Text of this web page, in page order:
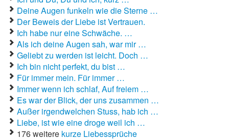
Zufallsspruch
Deine Augen funkeln wie die Sterne …
Der Beweis der Liebe ist Vertrauen.
Ich habe nur eine Schwäche. …
Als ich deine Augen sah, war mir …
Geliebt zu werden ist leicht. Doch …
Ich bin nicht perfekt, du bist …
Für immer mein. Für immer …
Immer wenn ich schlaf, Auf freiem …
Es war der Blick, der uns zusammen …
Außer irgendwelchen Stuss, hab ich …
Liebe, ist wie eine droge weil ich …
176 weitere kurze Liebessprüche